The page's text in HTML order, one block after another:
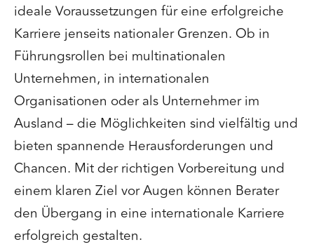
ideale Voraussetzungen für eine erfolgreiche
Karriere jenseits nationaler Grenzen. Ob in
Führungsrollen bei multinationalen
Unternehmen, in internationalen
Organisationen oder als Unternehmer im
Ausland – die Möglichkeiten sind vielfältig und
bieten spannende Herausforderungen und
Chancen. Mit der richtigen Vorbereitung und
einem klaren Ziel vor Augen können Berater
den Übergang in eine internationale Karriere
erfolgreich gestalten.